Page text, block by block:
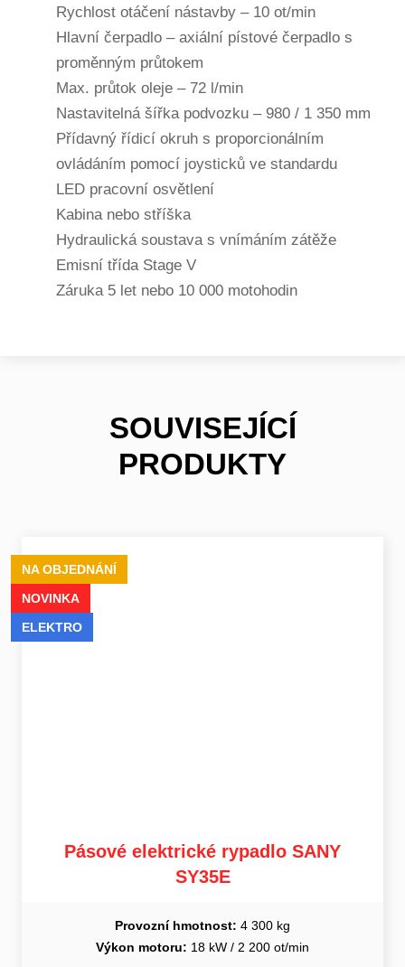
Rychlost otáčení nástavby – 10 ot/min
Hlavní čerpadlo – axiální pístové čerpadlo s
proměnným průtokem
Max. průtok oleje – 72 l/min
Nastavitelná šířka podvozku – 980 / 1 350 mm
Přídavný řídicí okruh s proporcionálním
ovládáním pomocí joysticků ve standardu
LED pracovní osvětlení
Kabina nebo stříška
Hydraulická soustava s vnímáním zátěže
Emisní třída Stage V
Záruka 5 let nebo 10 000 motohodin
SOUVISEJÍCÍ
PRODUKTY
NA OBJEDNÁNÍ
NOVINKA
ELEKTRO
Pásové elektrické rypadlo SANY
SY35E
Provozní hmotnost: 4 300 kg
Výkon motoru: 18 kW / 2 200 ot/min